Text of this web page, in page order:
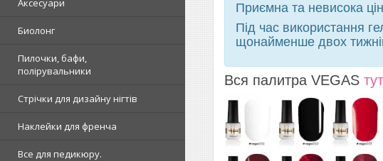
Аксесуари
Биолонг
Пилочки, бафи,
полірувальники
Стрічки для дизайну нігтів
Наклейки для френча
Все для педикюру.
Приємна та невисока
Під час використання
щонайменше двох
Вся палитра VEGAS тут